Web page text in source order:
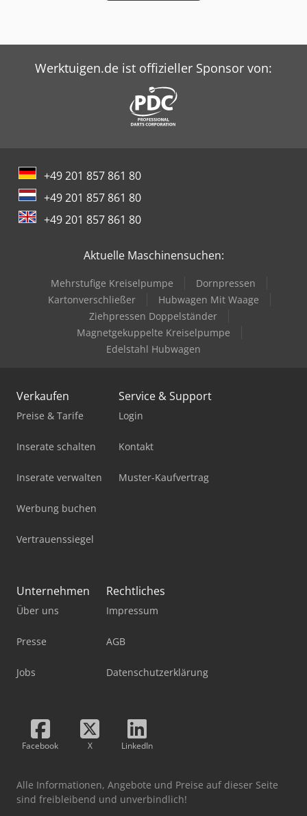
Werktuigen.de ist offizieller Sponsor von:
+49 201 857 861 80
+49 201 857 861 80
+49 201 857 861 80
Aktuelle Maschinensuchen:
Mehrstufige Kreiselpumpe
Dornpressen
Kartonverschließer
Hubwagen Mit Waage
Ziehpressen Doppelständer
Magnetgekuppelte Kreiselpumpe
Edelstahl Hubwagen
Verkaufen
Preise & Tarife
Inserate schalten
Inserate verwalten
Werbung buchen
Vertrauenssiegel
Service & Support
Login
Kontakt
Muster-Kaufvertrag
Unternehmen
Über uns
Presse
Jobs
Rechtliches
Impressum
AGB
Datenschutzerklärung
Facebook X LinkedIn
Alle Informationen, Angebote und Preise auf dieser Seite
sind freibleibend und unverbindlich!